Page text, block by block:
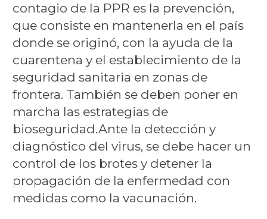
contagio de la PPR es la prevención,
que consiste en mantenerla en el país
donde se originó, con la ayuda de la
cuarentena y el establecimiento de la
seguridad sanitaria en zonas de
frontera. También se deben poner en
marcha las estrategias de
bioseguridad.Ante la detección y
diagnóstico del virus, se debe hacer un
control de los brotes y detener la
propagación de la enfermedad con
medidas como la vacunación.